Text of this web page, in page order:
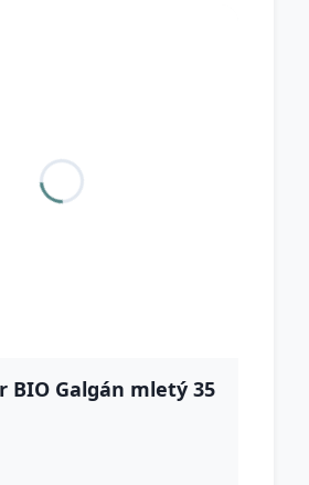
BIO Galgán mletý 35